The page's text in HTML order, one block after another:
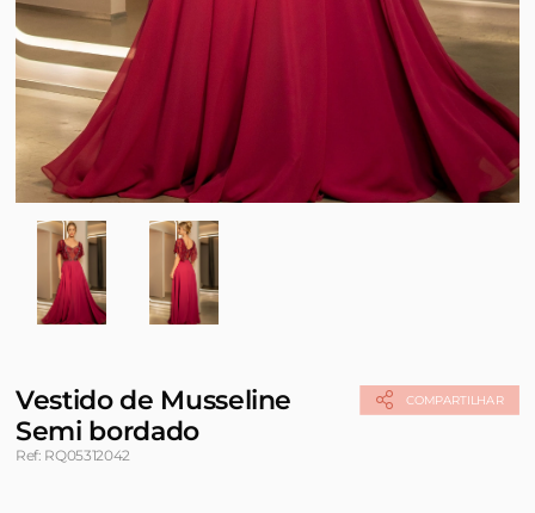
COMPARTILHAR
Vestido de Musseline
Semi bordado
Ref: RQ05312042